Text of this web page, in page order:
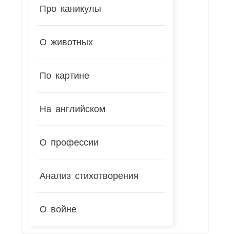
Про каникулы
О животных
По картине
На английском
О профессии
Анализ стихотворения
О войне